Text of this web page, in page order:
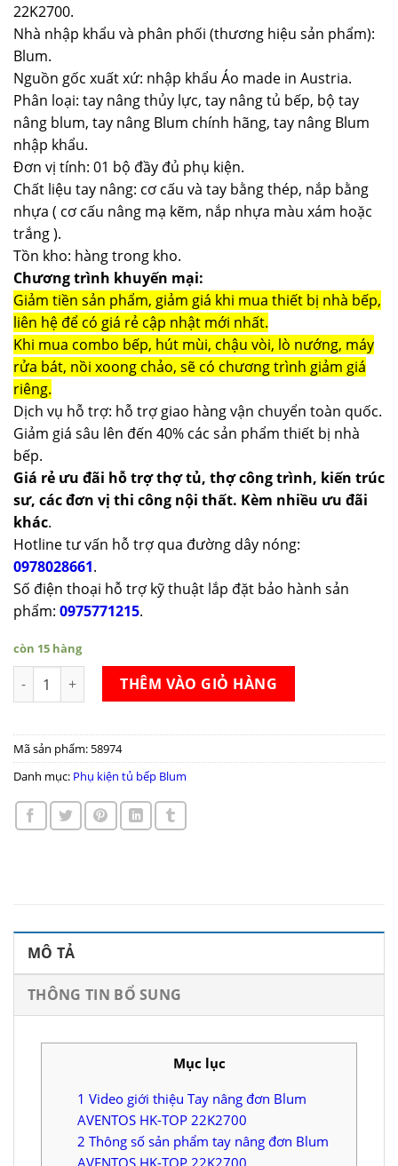
22K2700.
Nhà nhập khẩu và phân phối (thương hiệu sản phẩm):
Blum.
Nguồn gốc xuất xứ: nhập khẩu Áo made in Austria.
Phân loại: tay nâng thủy lực, tay nâng tủ bếp, bộ tay
nâng blum, tay nâng Blum chính hãng, tay nâng Blum
nhập khẩu.
Đơn vị tính: 01 bộ đầy đủ phụ kiện.
Chất liệu tay nâng: cơ cấu và tay bằng thép, nắp bằng
nhựa ( cơ cấu nâng mạ kẽm, nắp nhựa màu xám hoặc
trắng ).
Tồn kho: hàng trong kho.
Chương trình khuyến mại:
Giảm tiền sản phẩm, giảm giá khi mua thiết bị nhà bếp,
liên hệ để có giá rẻ cập nhật mới nhất.
Khi mua combo bếp, hút mùi, chậu vòi, lò nướng, máy
rửa bát, nồi xoong chảo, sẽ có chương trình giảm giá
riêng.
Dịch vụ hỗ trợ: hỗ trợ giao hàng vận chuyển toàn quốc.
Giảm giá sâu lên đến 40% các sản phẩm thiết bị nhà
bếp.
Giá rẻ ưu đãi hỗ trợ thợ tủ, thợ công trình, kiến trúc
sư, các đơn vị thi công nội thất. Kèm nhiều ưu đãi
khác.
Hotline tư vấn hỗ trợ qua đường dây nóng:
0978028661.
Số điện thoại hỗ trợ kỹ thuật lắp đặt bảo hành sản
phẩm: 0975771215.
còn 15 hàng
Tay nâng đơn Blum AVENTOS HK-TOP 22K2700 số lượng
THÊM VÀO GIỎ HÀNG
Mã sản phẩm: 58974
Danh mục: Phụ kiện tủ bếp Blum
MÔ TẢ
THÔNG TIN BỔ SUNG
Mục lục
1 Video giới thiệu Tay nâng đơn Blum
AVENTOS HK-TOP 22K2700
2 Thông số sản phẩm tay nâng đơn Blum
AVENTOS HK-TOP 22K2700